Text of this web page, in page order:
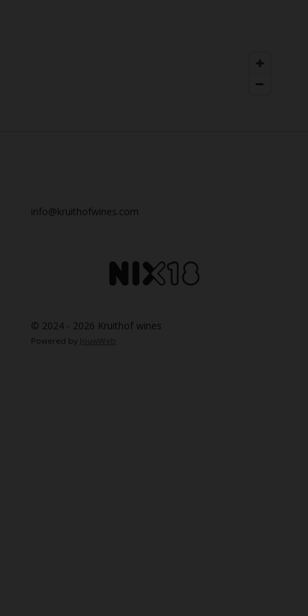
info@kruithofwines.com
© 2024 - 2026 Kruithof wines
Powered by JouwWeb